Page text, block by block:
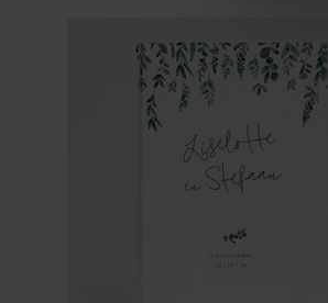
Green Cloud Seifen - Thé Chai